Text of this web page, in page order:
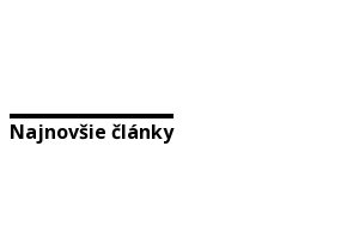
Najnovšie články